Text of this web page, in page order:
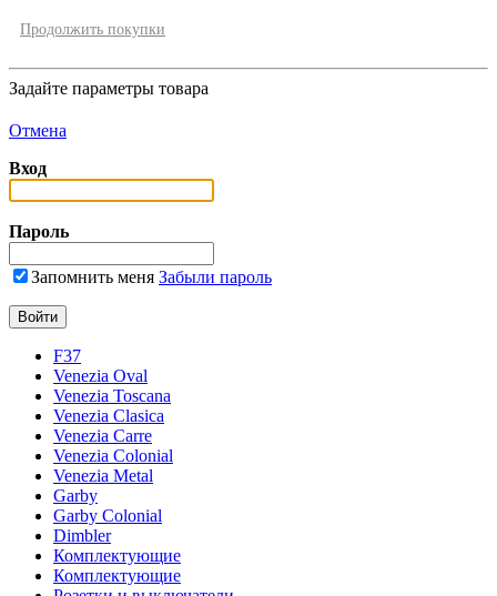
Продолжить покупки
Задайте параметры товара
Отмена
Вход
Пароль
Запомнить меня Забыли пароль
F37
Venezia Oval
Venezia Toscana
Venezia Clasica
Venezia Carre
Venezia Colonial
Venezia Metal
Garby
Garby Colonial
Dimbler
Комплектующие
Комплектующие